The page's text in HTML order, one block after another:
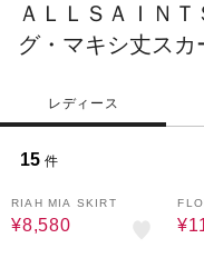
ＡＬＬＳＡＩＮ
グ・マキシ丈スカ
レディース
15 件
RIAH MIA SKIRT
¥8,580